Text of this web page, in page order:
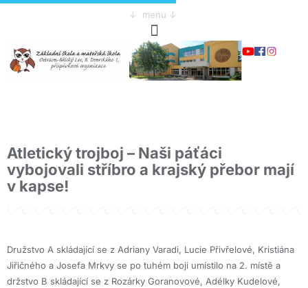
↓ menu ↓
Atletický trojboj – Naši páťáci
vybojovali stříbro a krajský přebor mají
v kapse!
Družstvo A skládající se z Adriany Varadi, Lucie Přivřelové, Kristiána
Jiřičného a Josefa Mrkvy se po tuhém boji umístilo na 2. místě a
držstvo B skládající se z Rozárky Goranovové, Adélky Kudelové,